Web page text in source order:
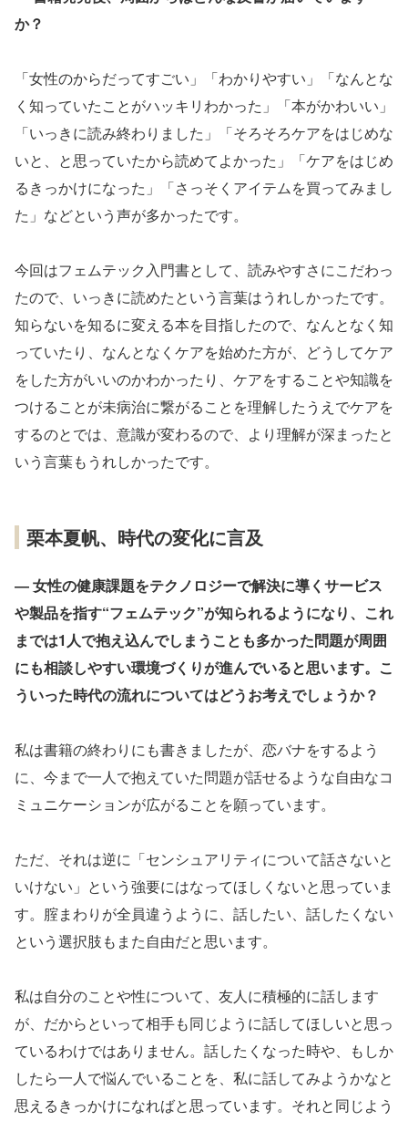
か？
「女性のからだってすごい」「わかりやすい」「なんとな
く知っていたことがハッキリわかった」「本がかわいい」
「いっきに読み終わりました」「そろそろケアをはじめな
いと、と思っていたから読めてよかった」「ケアをはじめ
るきっかけになった」「さっそくアイテムを買ってみまし
た」などという声が多かったです。
今回はフェムテック入門書として、読みやすさにこだわっ
たので、いっきに読めたという言葉はうれしかったです。
知らないを知るに変える本を目指したので、なんとなく知
っていたり、なんとなくケアを始めた方が、どうしてケア
をした方がいいのかわかったり、ケアをすることや知識を
つけることが未病治に繋がることを理解したうえでケアを
するのとでは、意識が変わるので、より理解が深まったと
いう言葉もうれしかったです。
栗本夏帆、時代の変化に言及
― 女性の健康課題をテクノロジーで解決に導くサービス
や製品を指す“フェムテック”が知られるようになり、これ
までは1人で抱え込んでしまうことも多かった問題が周囲
にも相談しやすい環境づくりが進んでいると思います。こ
ういった時代の流れについてはどうお考えでしょうか？
私は書籍の終わりにも書きましたが、恋バナをするよう
に、今まで一人で抱えていた問題が話せるような自由なコ
ミュニケーションが広がることを願っています。
ただ、それは逆に「センシュアリティについて話さないと
いけない」という強要にはなってほしくないと思っていま
す。腟まわりが全員違うように、話したい、話したくない
という選択肢もまた自由だと思います。
私は自分のことや性について、友人に積極的に話します
が、だからといって相手も同じように話してほしいと思っ
ているわけではありません。話したくなった時や、もしか
したら一人で悩んでいることを、私に話してみようかなと
思えるきっかけになればと思っています。それと同じよう